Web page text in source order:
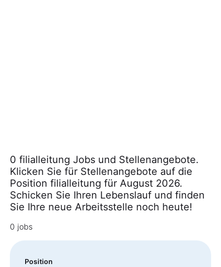
0 filialleitung Jobs und Stellenangebote.
Klicken Sie für Stellenangebote auf die
Position filialleitung für August 2026.
Schicken Sie Ihren Lebenslauf und finden
Sie Ihre neue Arbeitsstelle noch heute!
0 jobs
Position